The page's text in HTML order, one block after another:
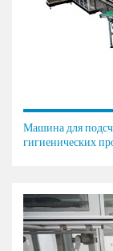
Машина для
гигиенических